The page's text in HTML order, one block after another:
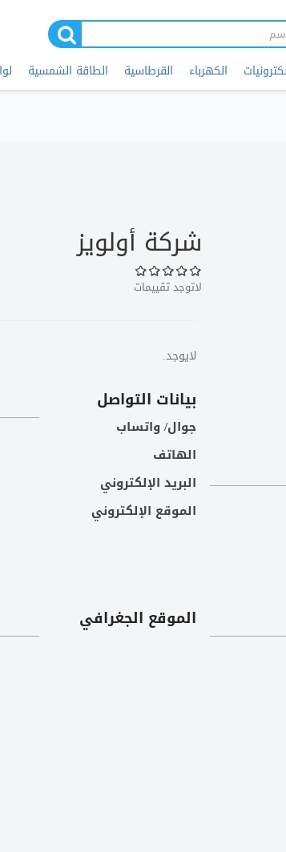
الكهرباء القرطاسية الطاقة الشمسية
شركة أولويز
لاتوجد تقييمات
لايوجد.
بيانات التواصل
جوال/ واتساب
الهاتف
البريد الإلكتروني
الموقع الإلكتروني
الموقع الجغرافي